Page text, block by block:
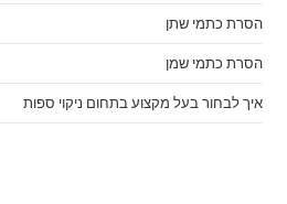
הסרת כתמי שתן
הסרת כתמי שמן
איך לבחור בעל מקצוע בתחום ניקוי ספות